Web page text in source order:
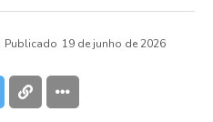
Publicado 19 de junho de 2026